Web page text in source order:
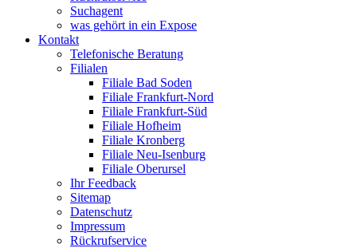
Suchagent
was gehört in ein Expose
Kontakt
Telefonische Beratung
Filialen
Filiale Bad Soden
Filiale Frankfurt-Nord
Filiale Frankfurt-Süd
Filiale Hofheim
Filiale Kronberg
Filiale Neu-Isenburg
Filiale Oberursel
Ihr Feedback
Sitemap
Datenschutz
Impressum
Rückrufservice